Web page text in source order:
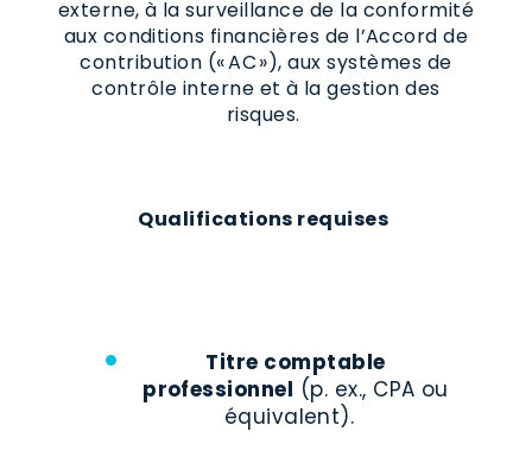
externe, à la surveillance de la conformité
aux conditions financières de l’Accord de
contribution (« AC »), aux systèmes de
contrôle interne et à la gestion des
risques.
Qualifications requises
Titre comptable
professionnel (p. ex., CPA ou
équivalent).